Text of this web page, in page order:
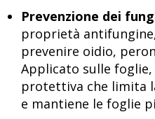
Prevenzione dei
proprietà
prevenire oidio,
Applicato sulle
protettiva che limita
e mantiene le foglie